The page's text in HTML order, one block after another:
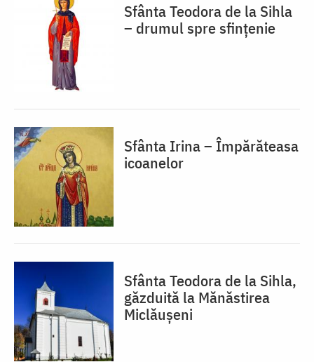
Sfânta Teodora de la Sihla
– drumul spre sfințenie
Sfânta Irina – Împărăteasa
icoanelor
Sfânta Teodora de la Sihla,
găzduită la Mănăstirea
Miclăușeni